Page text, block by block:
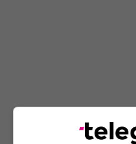
Rusia Boris